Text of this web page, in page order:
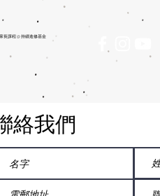
長課程 @ 持續進修基金
絡我們